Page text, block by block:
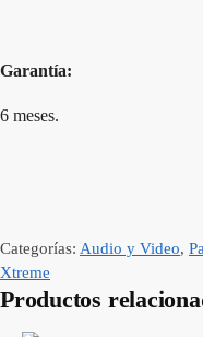
Garantía:
6 meses.
Categorías: Audio y Video,
Xtreme
Productos